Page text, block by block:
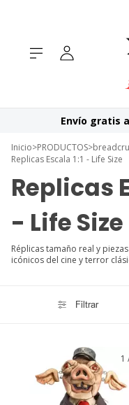
Envío gratis
Inicio>PRODUCTOS>
Replicas Escala 1:1 - Life Size
Replicas
- Life Size
Réplicas tamaño real y
icónicos del cine y terror
Filtrar
1